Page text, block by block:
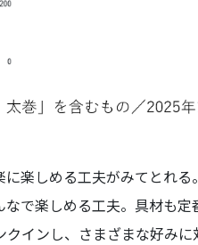
楽しめる工夫がみてとれる
で楽しめる工夫。具材も
インし、さまざまな好み